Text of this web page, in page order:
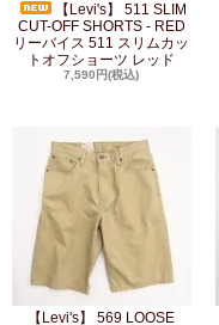
【Levi's】 511 SLIM
CUT-OFF SHORTS - RED
リーバイス 511 スリムカッ
トオフショーツ レッド
7,590円(税込)
【Levi's】 569 LOOSE